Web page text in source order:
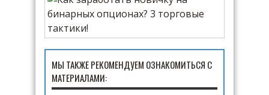
МЫ ТАКЖЕ РЕКОМЕНДУЕМ ОЗНАКОМИТЬСЯ С
МАТЕРИАЛАМИ: